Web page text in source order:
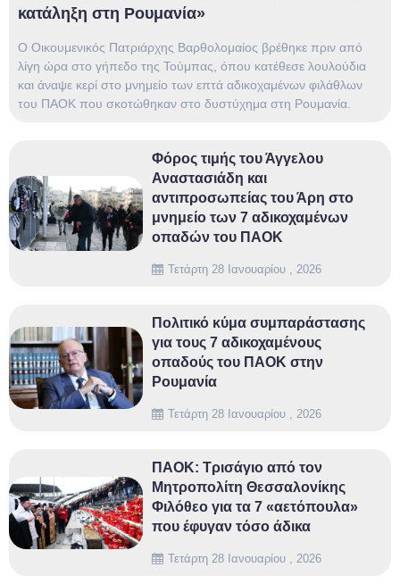
κατάληξη στη Ρουμανία»
Ο Οικουμενικός Πατριάρχης Βαρθολομαίος βρέθηκε πριν από
λίγη ώρα στο γήπεδο της Τούμπας, όπου κατέθεσε λουλούδια
και άναψε κερί στο μνημείο των επτά αδικοχαμένων φιλάθλων
του ΠΑΟΚ που σκοτώθηκαν στο δυστύχημα στη Ρουμανία.
Τετάρτη 28 Ιανουαρίου , 2026
Φόρος τιμής του Άγγελου
Αναστασιάδη και
αντιπροσωπείας του Άρη στο
μνημείο των 7 αδικοχαμένων
οπαδών του ΠΑΟΚ
Τετάρτη 28 Ιανουαρίου , 2026
Πολιτικό κύμα συμπαράστασης
για τους 7 αδικοχαμένους
οπαδούς του ΠΑΟΚ στην
Ρουμανία
Τετάρτη 28 Ιανουαρίου , 2026
ΠΑΟΚ: Τρισάγιο από τον
Μητροπολίτη Θεσσαλονίκης
Φιλόθεο για τα 7 «αετόπουλα»
που έφυγαν τόσο άδικα